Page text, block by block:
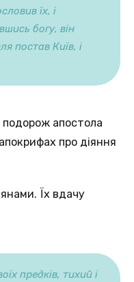
їх, і
богу, він
постав Київ, і
подорож апостола
про діяння
Їх вдачу
предків, тихий і